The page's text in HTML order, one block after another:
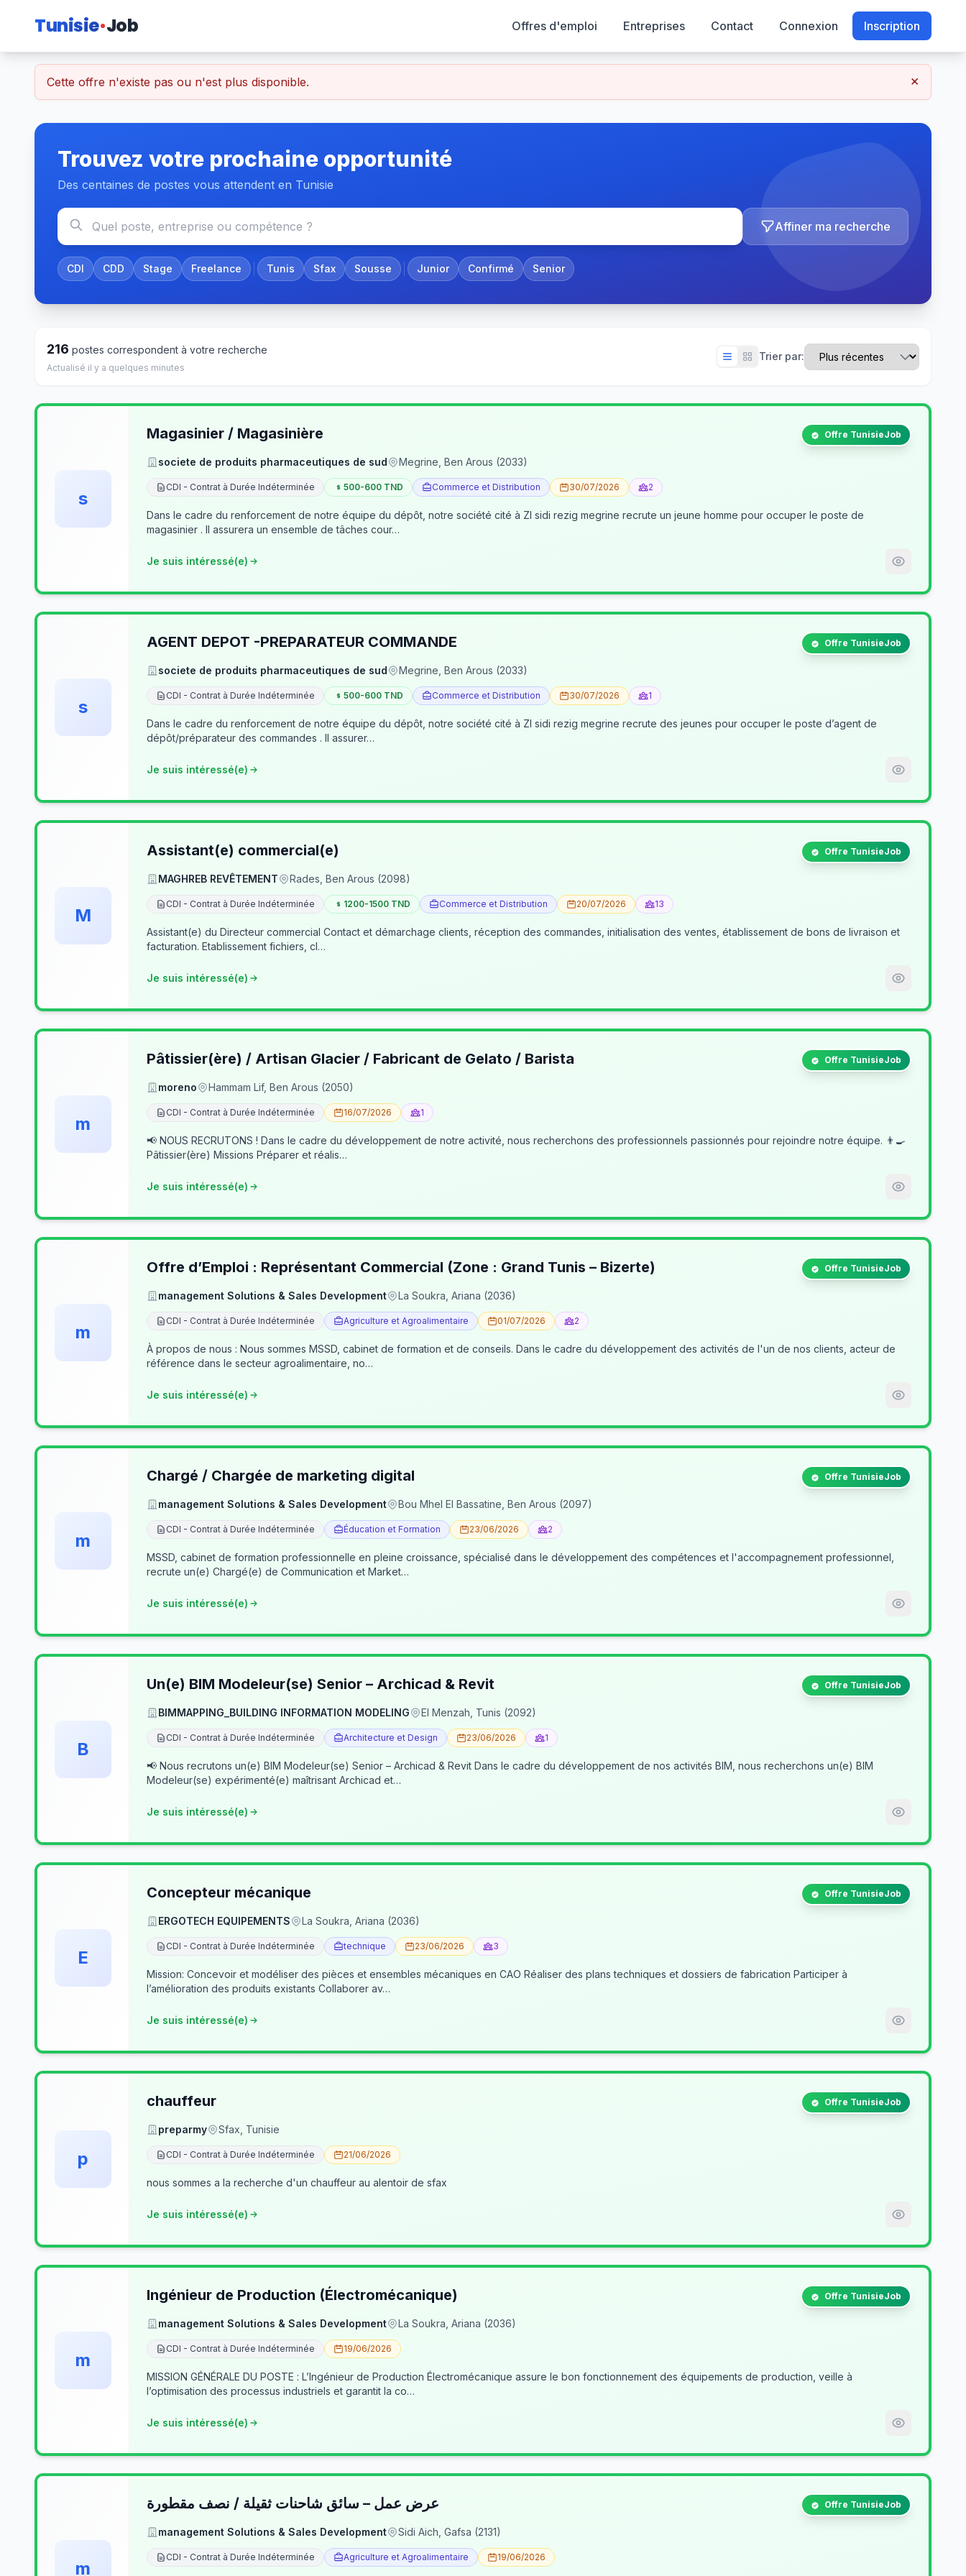
Tunisie Job Offres d'emploi Entreprises Contact Connexion Inscription
Cette offre n'existe pas ou n'est plus disponible. ×
Trouvez votre prochaine opportunité
Des centaines de postes vous attendent en Tunisie
Affiner ma recherche
CDI CDD Stage Freelance Tunis Sfax Sousse Junior Confirmé Senior
216 postes correspondent à votre recherche
Actualisé il y a quelques minutes
Trier par:
s
Magasinier / Magasinière Offre TunisieJob
societe de produits pharmaceutiques de sud Megrine, Ben Arous (2033)
CDI - Contrat à Durée Indéterminée 500-600 TND Commerce et Distribution 30/07/2026 2
Dans le cadre du renforcement de notre équipe du dépôt, notre société cité à ZI sidi rezig megrine recrute un jeune homme pour occuper le poste de
magasinier . Il assurera un ensemble de tâches cour…
Je suis intéressé(e)
s
AGENT DEPOT -PREPARATEUR COMMANDE Offre TunisieJob
societe de produits pharmaceutiques de sud Megrine, Ben Arous (2033)
CDI - Contrat à Durée Indéterminée 500-600 TND Commerce et Distribution 30/07/2026 1
Dans le cadre du renforcement de notre équipe du dépôt, notre société cité à ZI sidi rezig megrine recrute des jeunes pour occuper le poste d’agent de
dépôt/préparateur des commandes . Il assurer…
Je suis intéressé(e)
M
Assistant(e) commercial(e) Offre TunisieJob
MAGHREB REVÊTEMENT Rades, Ben Arous (2098)
CDI - Contrat à Durée Indéterminée 1200-1500 TND Commerce et Distribution 20/07/2026 13
Assistant(e) du Directeur commercial Contact et démarchage clients, réception des commandes, initialisation des ventes, établissement de bons de livraison et
facturation. Etablissement fichiers, cl…
Je suis intéressé(e)
m
Pâtissier(ère) / Artisan Glacier / Fabricant de Gelato / Barista Offre TunisieJob
moreno Hammam Lif, Ben Arous (2050)
CDI - Contrat à Durée Indéterminée 16/07/2026 1
📢 NOUS RECRUTONS ! Dans le cadre du développement de notre activité, nous recherchons des professionnels passionnés pour rejoindre notre équipe. 👨‍🍳
Pâtissier(ère) Missions Préparer et réalis…
Je suis intéressé(e)
m
Offre d’Emploi : Représentant Commercial (Zone : Grand Tunis – Bizerte) Offre TunisieJob
management Solutions & Sales Development La Soukra, Ariana (2036)
CDI - Contrat à Durée Indéterminée Agriculture et Agroalimentaire 01/07/2026 2
À propos de nous : Nous sommes MSSD, cabinet de formation et de conseils. Dans le cadre du développement des activités de l'un de nos clients, acteur de
référence dans le secteur agroalimentaire, no…
Je suis intéressé(e)
m
Chargé / Chargée de marketing digital Offre TunisieJob
management Solutions & Sales Development Bou Mhel El Bassatine, Ben Arous (2097)
CDI - Contrat à Durée Indéterminée Éducation et Formation 23/06/2026 2
MSSD, cabinet de formation professionnelle en pleine croissance, spécialisé dans le développement des compétences et l'accompagnement professionnel,
recrute un(e) Chargé(e) de Communication et Market…
Je suis intéressé(e)
B
Un(e) BIM Modeleur(se) Senior – Archicad & Revit Offre TunisieJob
BIMMAPPING_BUILDING INFORMATION MODELING El Menzah, Tunis (2092)
CDI - Contrat à Durée Indéterminée Architecture et Design 23/06/2026 1
📢 Nous recrutons un(e) BIM Modeleur(se) Senior – Archicad & Revit Dans le cadre du développement de nos activités BIM, nous recherchons un(e) BIM
Modeleur(se) expérimenté(e) maîtrisant Archicad et…
Je suis intéressé(e)
E
Concepteur mécanique Offre TunisieJob
ERGOTECH EQUIPEMENTS La Soukra, Ariana (2036)
CDI - Contrat à Durée Indéterminée technique 23/06/2026 3
Mission: Concevoir et modéliser des pièces et ensembles mécaniques en CAO Réaliser des plans techniques et dossiers de fabrication Participer à
l’amélioration des produits existants Collaborer av…
Je suis intéressé(e)
p
chauffeur Offre TunisieJob
preparmy Sfax, Tunisie
CDI - Contrat à Durée Indéterminée 21/06/2026
nous sommes a la recherche d'un chauffeur au alentoir de sfax
Je suis intéressé(e)
m
Ingénieur de Production (Électromécanique) Offre TunisieJob
management Solutions & Sales Development La Soukra, Ariana (2036)
CDI - Contrat à Durée Indéterminée 19/06/2026
MISSION GÉNÉRALE DU POSTE : L’Ingénieur de Production Électromécanique assure le bon fonctionnement des équipements de production, veille à
l’optimisation des processus industriels et garantit la co…
Je suis intéressé(e)
m
عرض عمل – سائق شاحنات ثقيلة / نصف مقطورة Offre TunisieJob
management Solutions & Sales Development Sidi Aich, Gafsa (2131)
CDI - Contrat à Durée Indéterminée Agriculture et Agroalimentaire 19/06/2026